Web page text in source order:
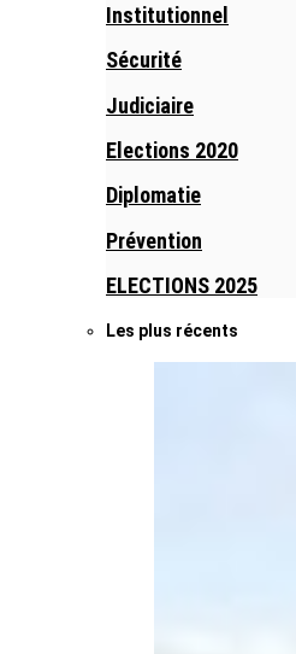
Institutionnel
Sécurité
Judiciaire
Elections 2020
Diplomatie
Prévention
ELECTIONS 2025
Les plus récents